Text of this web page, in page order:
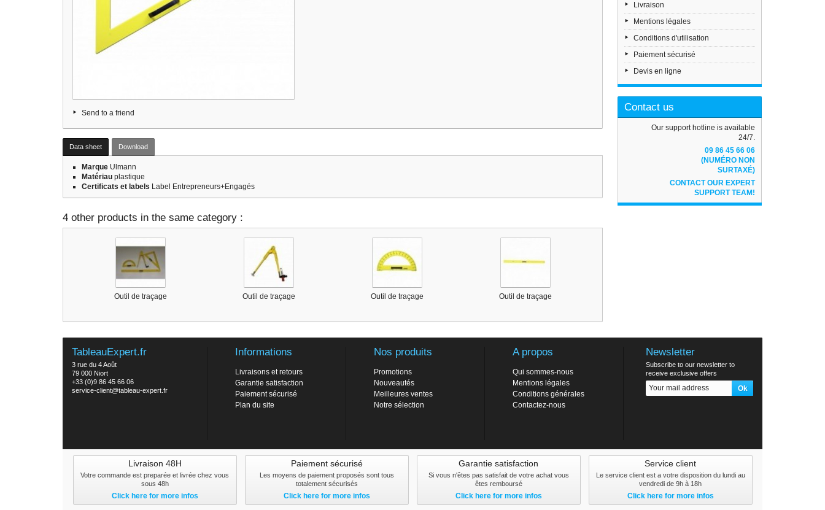
Send to a friend
Data sheet Download
Marque Ulmann
Matériau plastique
Certificats et labels Label Entrepreneurs+Engagés
4 other products in the same category :
Outil de traçage Outil de traçage Outil de traçage Outil de traçage
Livraison
Mentions légales
Conditions d'utilisation
Paiement sécurisé
Devis en ligne
Contact us
Our support hotline is available
24/7.
09 86 45 66 06
(NUMÉRO NON
SURTAXÉ)
CONTACT OUR EXPERT
SUPPORT TEAM!
TableauExpert.fr
3 rue du 4 Août
79 000 Niort
+33 (0)9 86 45 66 06
service-client@tableau-expert.fr
Informations
Livraisons et retours
Garantie satisfaction
Paiement sécurisé
Plan du site
Nos produits
Promotions
Nouveautés
Meilleures ventes
Notre sélection
A propos
Qui sommes-nous
Mentions légales
Conditions générales
Contactez-nous
Newsletter
Subscribe to our newsletter to
receive exclusive offers
Livraison 48H
Votre commande est preparée et livrée chez vous
sous 48h
Click here for more infos
Paiement sécurisé
Les moyens de paiement proposés sont tous
totalement sécurisés
Click here for more infos
Garantie satisfaction
Si vous n'êtes pas satisfait de votre achat vous
êtes remboursé
Click here for more infos
Service client
Le service client est a votre disposition du lundi au
vendredi de 9h à 18h
Click here for more infos